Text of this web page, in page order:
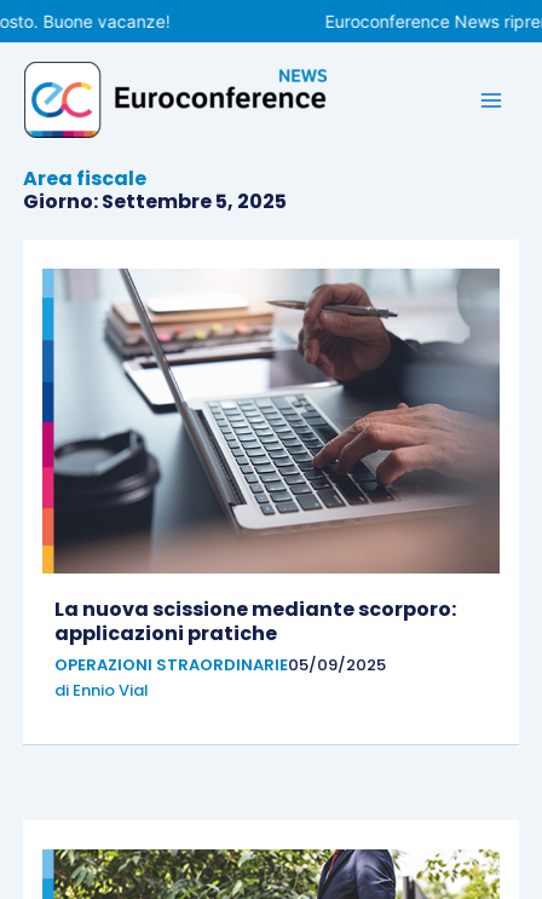
Vai
al
contenuto
vacanze! Euroconference News
Area fiscale
Giorno: Settembre 5, 2025
La nuova scissione mediante scorporo:
applicazioni pratiche
OPERAZIONI STRAORDINARIE05/09/2025
di Ennio Vial